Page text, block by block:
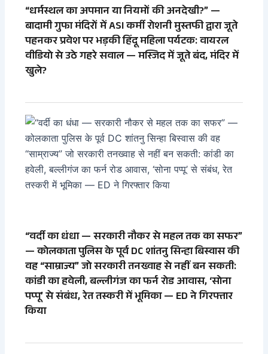
“धर्मस्थल का अपमान या नियमों की अनदेखी?” —
बादामी गुफा मंदिरों में ASI कर्मी रोशनी मुस्तफी द्वारा जूते
पहनकर प्रवेश पर भड़की हिंदू महिला पर्यटक: वायरल
वीडियो से उठे गहरे सवाल — मस्जिद में जूते बंद, मंदिर में
खुले?
“वर्दी का धंधा — सरकारी नौकर से महल तक का सफर”
— कोलकाता पुलिस के पूर्व DC शांतनु सिन्हा बिस्वास की
वह “साम्राज्य” जो सरकारी तनख्वाह से नहीं बन सकती:
कांडी का हवेली, बल्लीगंज का फर्न रोड आवास, ‘सोना
पप्पू’ से संबंध, रेत तस्करी में भूमिका — ED ने गिरफ्तार
किया